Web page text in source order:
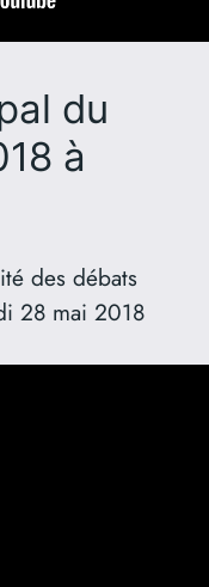
du
à
des débats
28 mai 2018